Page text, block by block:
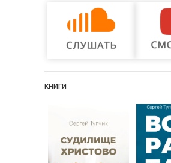
КНИГИ